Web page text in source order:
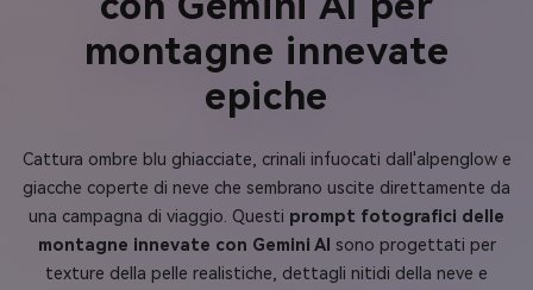
montagne innevate
epiche
Cattura ombre blu ghiacciate, crinali infuocati dall'alpenglow e
giacche coperte di neve che sembrano uscite direttamente da
una campagna di viaggio. Questi prompt fotografici delle
montagne innevate con Gemini AI sono progettati per
texture della pelle realistiche, dettagli nitidi della neve e